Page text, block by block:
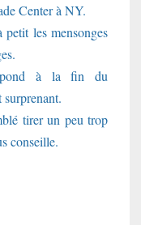
Center à NY.
les mensonges
à la fin du
surprenant.
tirer un peu trop
conseille.